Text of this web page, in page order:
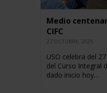
Medio
CIFC
27 OCTUBRE, 2025
USO celebra del
del Curso Integral
dado inicio hoy…